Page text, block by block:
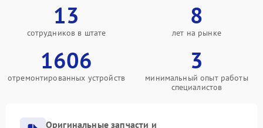
13
сотрудников в штате
8
лет на рынке
1606
отремонтированных устройств
3
минимальный опыт работы
специалистов
Оригинальные запчасти и